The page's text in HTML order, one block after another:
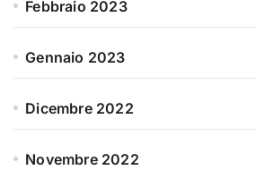
Febbraio 2023
Gennaio 2023
Dicembre 2022
Novembre 2022